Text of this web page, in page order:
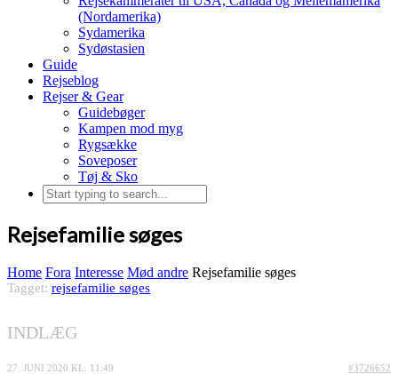
(Nordamerika)
Sydamerika
Sydøstasien
Guide
Rejseblog
Rejser & Gear
Guidebøger
Kampen mod myg
Rygsække
Soveposer
Tøj & Sko
Rejsefamilie søges
Home Fora Interesse Mød andre Rejsefamilie søges
Tagget: rejsefamilie søges
INDLÆG
27. JUNI 2020 KL. 11:49 #3726652